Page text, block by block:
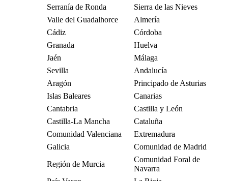
Serranía de Ronda
Sierra de las Nieves
Valle del Guadalhorce
Almería
Cádiz
Córdoba
Granada
Huelva
Jaén
Málaga
Sevilla
Andalucía
Aragón
Principado de Asturias
Islas Baleares
Canarias
Cantabria
Castilla y León
Castilla-La Mancha
Cataluña
Comunidad Valenciana
Extremadura
Galicia
Comunidad de Madrid
Región de Murcia
Comunidad Foral de
Navarra